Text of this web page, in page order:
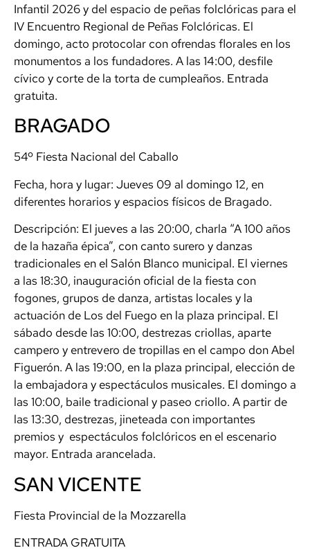
Infantil 2026 y del espacio de peñas folclóricas para el
IV Encuentro Regional de Peñas Folclóricas. El
domingo, acto protocolar con ofrendas florales en los
monumentos a los fundadores. A las 14:00, desfile
cívico y corte de la torta de cumpleaños. Entrada
gratuita.
BRAGADO
54º Fiesta Nacional del Caballo
Fecha, hora y lugar: Jueves 09 al domingo 12, en
diferentes horarios y espacios físicos de Bragado.
Descripción: El jueves a las 20:00, charla “A 100 años
de la hazaña épica”, con canto surero y danzas
tradicionales en el Salón Blanco municipal. El viernes
a las 18:30, inauguración oficial de la fiesta con
fogones, grupos de danza, artistas locales y la
actuación de Los del Fuego en la plaza principal. El
sábado desde las 10:00, destrezas criollas, aparte
campero y entrevero de tropillas en el campo don Abel
Figuerón. A las 19:00, en la plaza principal, elección de
la embajadora y espectáculos musicales. El domingo a
las 10:00, baile tradicional y paseo criollo. A partir de
las 13:30, destrezas, jineteada con importantes
premios y espectáculos folclóricos en el escenario
mayor. Entrada arancelada.
SAN VICENTE
Fiesta Provincial de la Mozzarella
ENTRADA GRATUITA